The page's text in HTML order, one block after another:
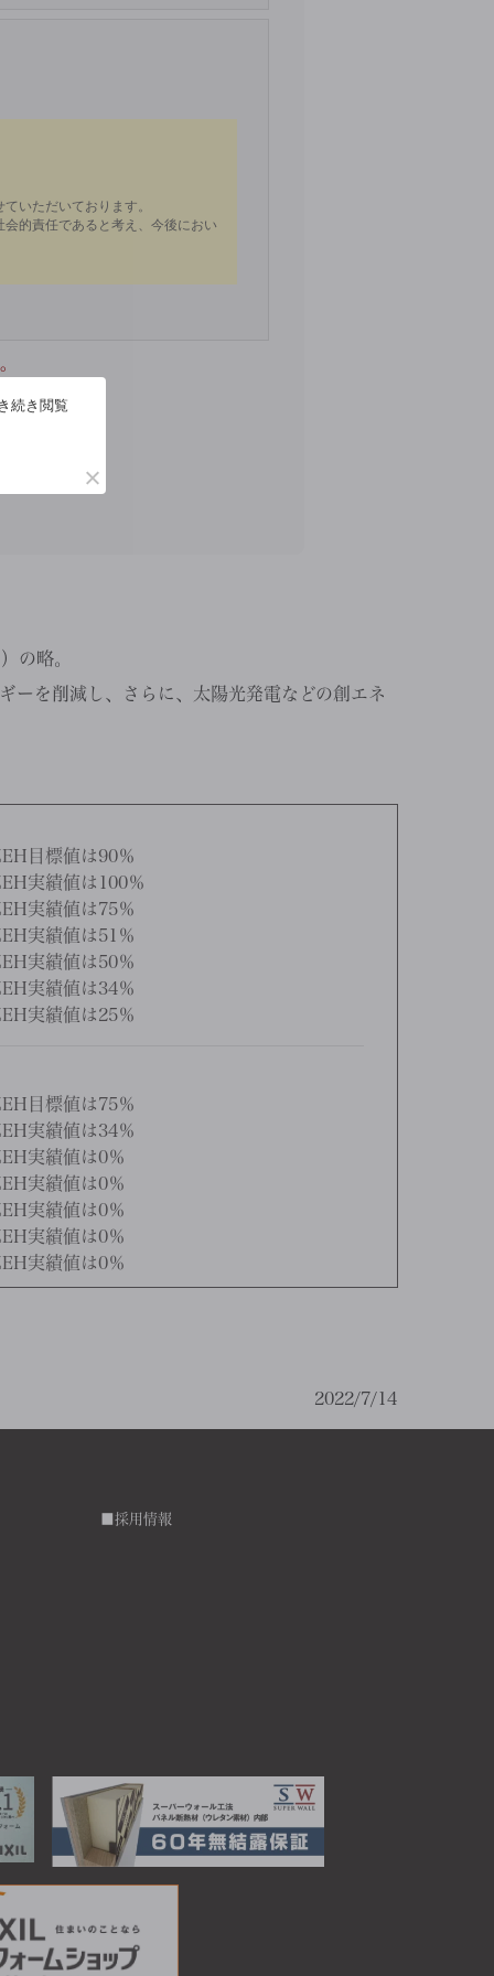
の略。
ーを削減し、さらに、太陽光発電などの創エネ
目標値は90％
実績値は100％
実績値は75％
実績値は51％
実績値は50％
実績値は34％
実績値は25％
目標値は75％
実績値は34％
実績値は0％
実績値は0％
実績値は0％
実績値は0％
実績値は0％
2022/7/14
■採用情報
続き閲覧